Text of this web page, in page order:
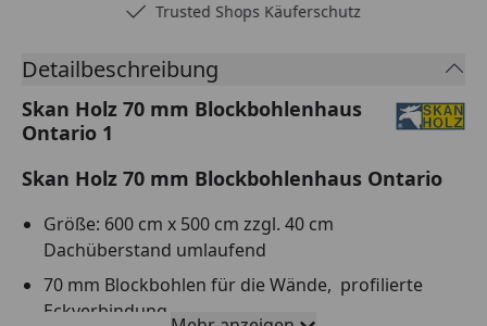
Trusted Shops Käuferschutz
Detailbeschreibung
Skan Holz 70 mm Blockbohlenhaus
Ontario 1
Skan Holz 70 mm Blockbohlenhaus Ontario
Größe: 600 cm x 500 cm zzgl. 40 cm
Dachüberstand umlaufend
70 mm Blockbohlen für die Wände, profilierte
Eckverbindung